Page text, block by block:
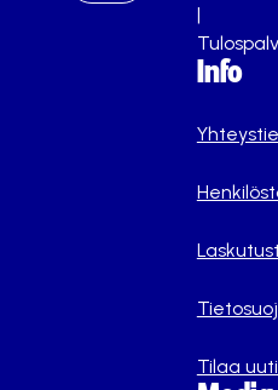
|
Info
Tilaa